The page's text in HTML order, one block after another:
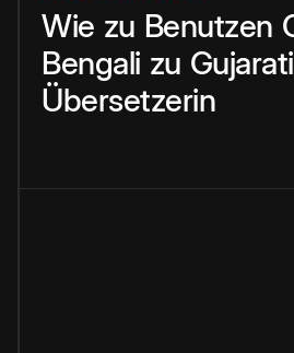
Wie zu Benutzen
Bengali zu Gujarati
Übersetzerin